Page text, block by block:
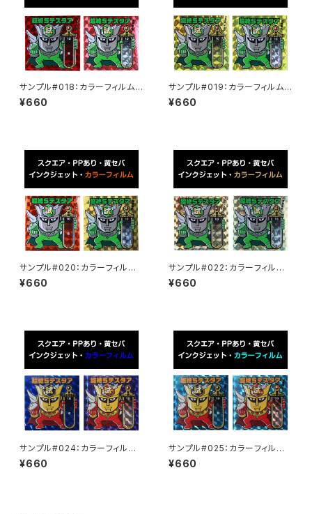
サンプル#018：カラーフィルム /
インクジェット2枚セット
¥660
サンプル#019：カラーフィルム /
インクジェット2枚セット
¥660
サンプル#020：カラーフィルム /
インクジェット2枚セット
¥660
サンプル#022：カラーフィルム /
インクジェット2枚セット
¥660
サンプル#024：カラーフィルム /
インクジェット2枚セット
¥660
サンプル#025：カラーフィルム /
インクジェット2枚セット
¥660